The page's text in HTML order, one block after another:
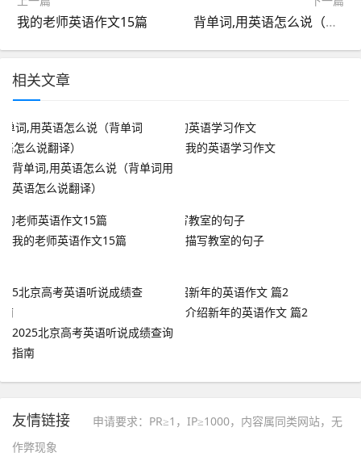
我的老师英语作文15篇 背单词,用英语怎么说（背单词用英语怎么说翻译）
相关文章
背单词,用英语怎么说（背单词用
英语怎么说翻译）
我的英语学习作文
我的老师英语作文15篇 描写教室的句子
2025北京高考英语听说成绩查询
指南
介绍新年的英语作文 篇2
友情链接
申请要求：PR≥1，IP≥1000，内容属同类网站，无
作弊现象